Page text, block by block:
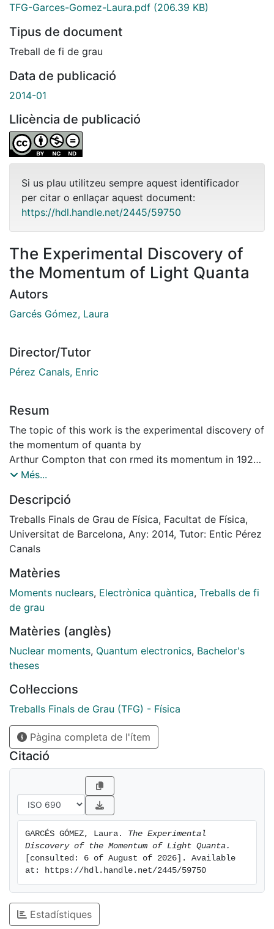
TFG-Garces-Gomez-Laura.pdf (206.39 KB)
Tipus de document
Treball de fi de grau
Data de publicació
2014-01
Llicència de publicació
Si us plau utilitzeu sempre aquest identificador
per citar o enllaçar aquest document:
https://hdl.handle.net/2445/59750
The Experimental Discovery of
the Momentum of Light Quanta
Autors
Garcés Gómez, Laura
Director/Tutor
Pérez Canals, Enric
Resum
The topic of this work is the experimental discovery of
the momentum of quanta by
Arthur Compton that con rmed its momentum in 1923.
In his famous paper about the now called
particle nature, something that allowed Pauli,
Einstein and Ehrenfest to solve the equilibrium
between radiation and matter, a problem set out by
Einstein in 1916.
Més...
Descripció
Treballs Finals de Grau de Física, Facultat de Física,
Universitat de Barcelona, Any: 2014, Tutor: Entic Pérez
Canals
Matèries
Moments nuclears, Electrònica quàntica, Treballs de fi
de grau
Matèries (anglès)
Nuclear moments, Quantum electronics, Bachelor's
theses
Col·leccions
Treballs Finals de Grau (TFG) - Física
Pàgina completa de l'ítem
Citació
GARCÉS GÓMEZ, Laura. The Experimental
Discovery of the Momentum of Light Quanta.
[consulted: 6 of August of 2026]. Available
at: https://hdl.handle.net/2445/59750
Estadístiques